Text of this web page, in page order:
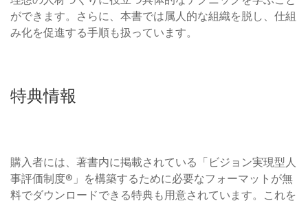
ができます。さらに、本書では属人的な組織を脱し、仕組
み化を促進する手順も扱っています。
特典情報
購入者には、著書内に掲載されている「ビジョン実現型人
事評価制度®」を構築するために必要なフォーマットが無
料でダウンロードできる特典も用意されています。これを